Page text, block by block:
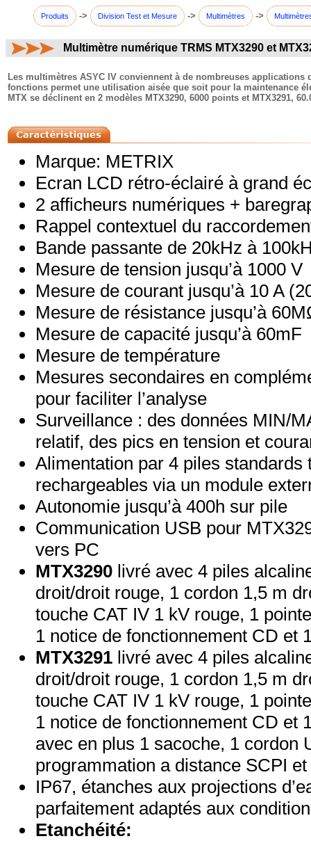
Produits -> Division Test et Mesure -> Multimètres ->
Multimètre numérique TRMS MTX3290 et
Les multimètres ASYC IV conviennent à de nombreuses
fonctions permet une utilisation aisée que soit pour la maintenance
MTX se déclinent en 2 modèles MTX3290, 6000 points et MTX3291,
Marque: METRIX
Ecran LCD rétro-éclairé à grand
2 afficheurs numériques +
Rappel contextuel du
Bande passante de 20kHz à
Mesure de tension jusqu’à 1000 V
Mesure de courant jusqu’à 10 A
Mesure de résistance jusqu’à
Mesure de capacité jusqu’à 60mF
Mesure de température
Mesures secondaires en
pour faciliter l’analyse
Surveillance : des données MIN/
relatif, des pics en tension et
Alimentation par 4 piles
rechargeables via un module
Autonomie jusqu’à 400h sur pile
Communication USB pour
vers PC
MTX3290 livré avec 4 piles
droit/droit rouge, 1 cordon 1,5 m
touche CAT IV 1 kV rouge, 1
1 notice de fonctionnement CD et
MTX3291 livré avec 4 piles
droit/droit rouge, 1 cordon 1,5 m
touche CAT IV 1 kV rouge, 1
1 notice de fonctionnement CD et
avec en plus 1 sacoche, 1 cordon
programmation a distance SCPI
IP67, étanches aux projections
parfaitement adaptés aux
Etanchéité: